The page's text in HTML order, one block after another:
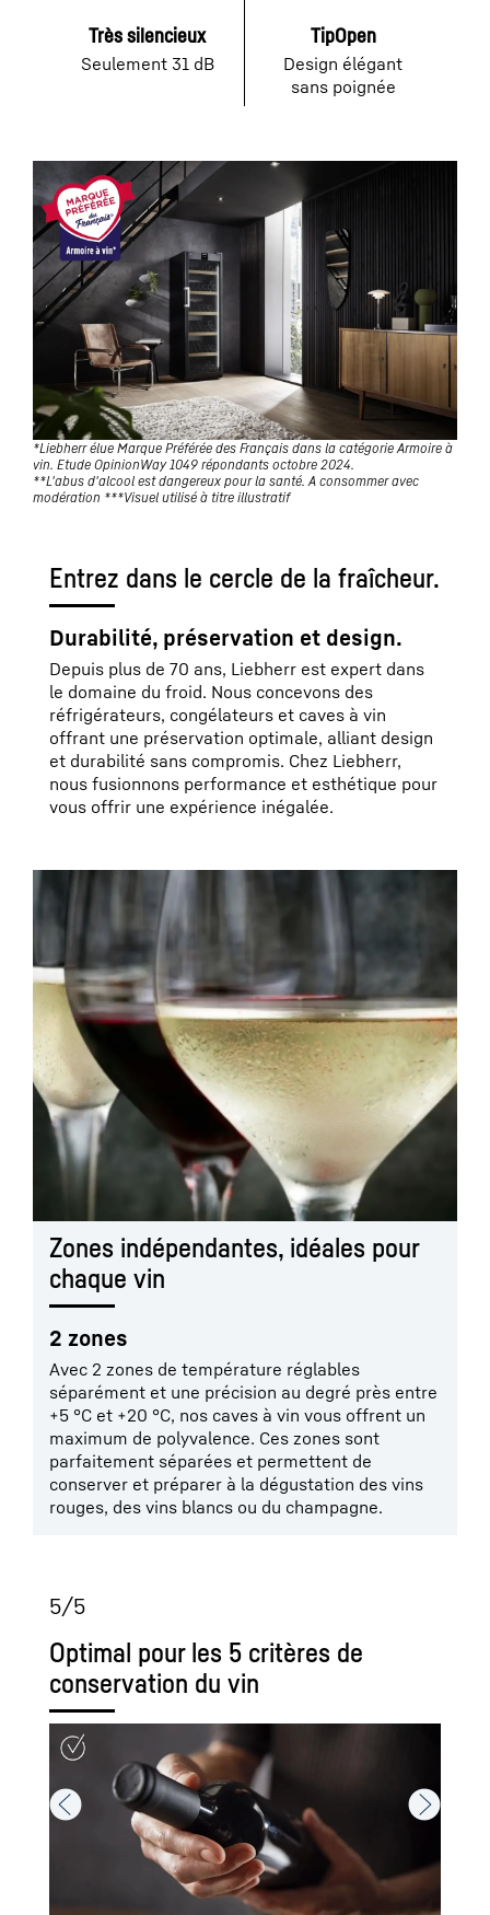
Très silencieux
Seulement 31 dB
TipOpen
Design élégant
sans poignée
*Liebherr élue Marque Préférée des Français dans la catégorie Armoire à
vin. Etude OpinionWay 1049 répondants octobre 2024.
**L'abus d'alcool est dangereux pour la santé. A consommer avec
modération ***Visuel utilisé à titre illustratif
Entrez dans le cercle de la fraîcheur.
Durabilité, préservation et design.
Depuis plus de 70 ans, Liebherr est expert dans
le domaine du froid. Nous concevons des
réfrigérateurs, congélateurs et caves à vin
offrant une préservation optimale, alliant design
et durabilité sans compromis. Chez Liebherr,
nous fusionnons performance et esthétique pour
vous offrir une expérience inégalée.
Zones indépendantes, idéales pour
chaque vin
2 zones
Avec 2 zones de température réglables
séparément et une précision au degré près entre
+5 °C et +20 °C, nos caves à vin vous offrent un
maximum de polyvalence. Ces zones sont
parfaitement séparées et permettent de
conserver et préparer à la dégustation des vins
rouges, des vins blancs ou du champagne.
Optimal pour les 5 critères de
conservation du vin
5/5